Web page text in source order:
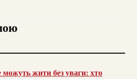
можуть жити без уваги: хто